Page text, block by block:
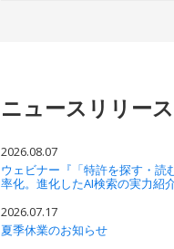
ニュースリリース
2026.08.07
ウェビナー『「特許を探す・読
率化。進化したAI検索の実力紹
2026.07.17
夏季休業のお知らせ